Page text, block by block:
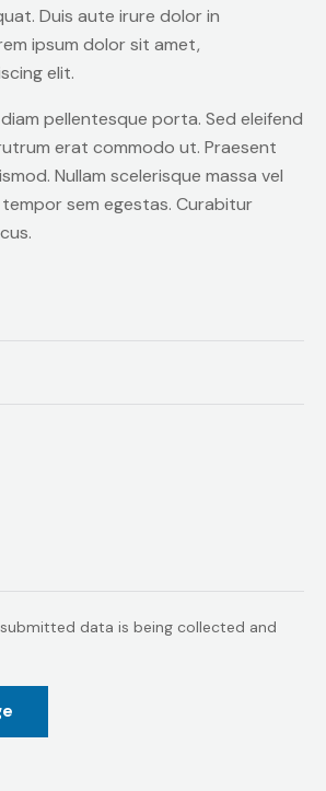
Duis aute irure dolor in
ipsum dolor sit amet,
elit.
pellentesque porta. Sed eleifend
erat commodo ut. Praesent
Nullam scelerisque massa vel
sem egestas. Curabitur
data is being collected and